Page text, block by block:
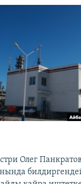
сайттары
Олег